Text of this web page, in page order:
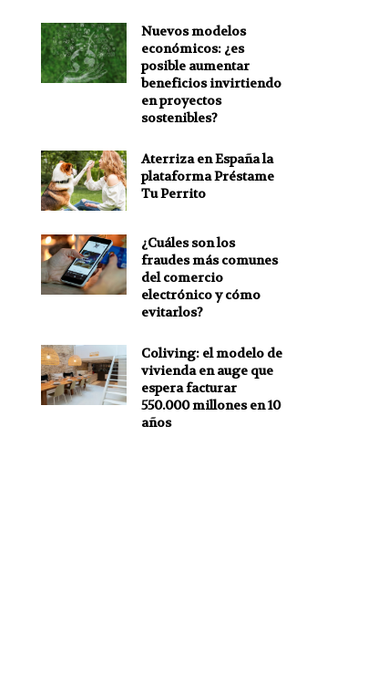
Nuevos modelos
económicos: ¿es
posible aumentar
beneficios invirtiendo
en proyectos
sostenibles?
Aterriza en España la
plataforma Préstame
Tu Perrito
¿Cuáles son los
fraudes más comunes
del comercio
electrónico y cómo
evitarlos?
Coliving: el modelo de
vivienda en auge que
espera facturar
550.000 millones en 10
años